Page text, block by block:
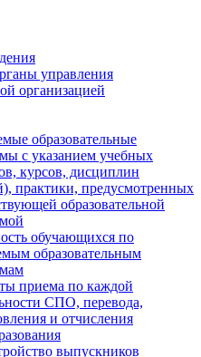
управления
организацией
образовательные
с указанием учебных
курсов, дисциплин
практики, предусмотренных
образовательной
обучающихся по
образовательным
приема по каждой
СПО, перевода,
и отчисления
выпускников